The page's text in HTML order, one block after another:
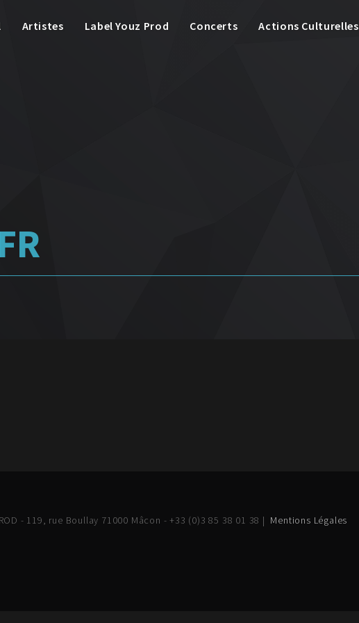
Artistes Label Youz Prod Concerts Actions Culturelles
- 119, rue Boullay 71000 Mâcon - +33 (0)3 85 38 01 38 | Mentions Légales